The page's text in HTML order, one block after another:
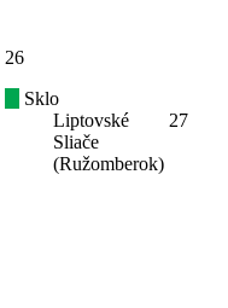
26
Sklo
Liptovské
Sliače
(Ružomberok)
27